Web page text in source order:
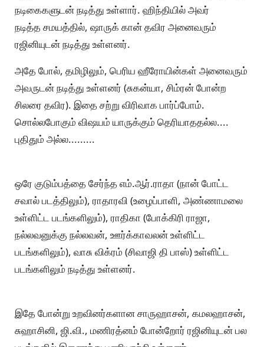
நடிகைகளுடன் நடித்து உள்ளார். ஹிந்தியில் அவர்
நடித்த சமயத்தில், ஷாருக் கான் தவிர அனைவரும்
ரஜினியுடன் நடித்து உள்ளனர்.
அதே போல், தமிழிலும், பெரிய ஹீரோயின்கள் அனைவரும்
அவருடன் நடித்து உள்ளனர் (சுகன்யா, சிம்ரன் போன்ற
சிலரை தவிர). இதை சற்று விரிவாக பார்ப்போம்.
சொல்லபோகும் விஷயம் யாருக்கும் தெரியாததல்ல....
புதிதும் அல்ல.........
ஒரே குடும்பத்தை சேர்ந்த எம்.ஆர்.ராதா (நான் போட்ட
சவால் படத்திலும்), ராதாரவி (உழைப்பாளி, அண்ணாமலை
உள்ளிட்ட படங்களிலும்), ராதிகா (போக்கிரி ராஜா,
நல்லவனுக்கு நல்லவன், ஊர்க்காவலன் உள்ளிட்ட
படங்களிலும்), வாசு விக்ரம் (சிவாஜி தி பாஸ்) உள்ளிட்ட
படங்களிலும் நடித்து உள்ளனர்.
இதே போன்று உறவினர்களான சாருஹாசன், கமலஹாசன்,
சுஹாசினி, ஜி.வி., மணிரத்னம் போன்றோர் ரஜினியுடன் பல